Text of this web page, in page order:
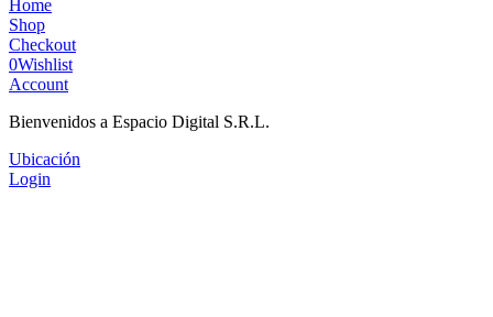
Home
Shop
Checkout
0Wishlist
Account
Bienvenidos a Espacio Digital S.R.L.
Ubicación
Login